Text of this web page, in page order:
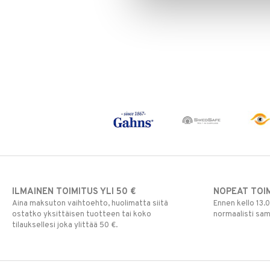
ILMAINEN TOIMITUS YLI 50 €
Aina maksuton vaihtoehto, huolimatta siitä
ostatko yksittäisen tuotteen tai koko
tilauksellesi joka ylittää 50 €.
NOPEAT
Ennen kello
normaalisti